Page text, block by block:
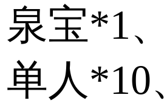
泉宝*1
单人*10